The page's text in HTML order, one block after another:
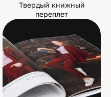
Твердый книжный
переплет